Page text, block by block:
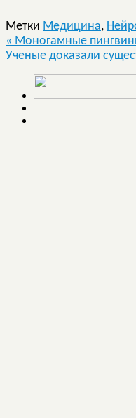
Метки Медицина,
« Моногамные
Ученые доказали